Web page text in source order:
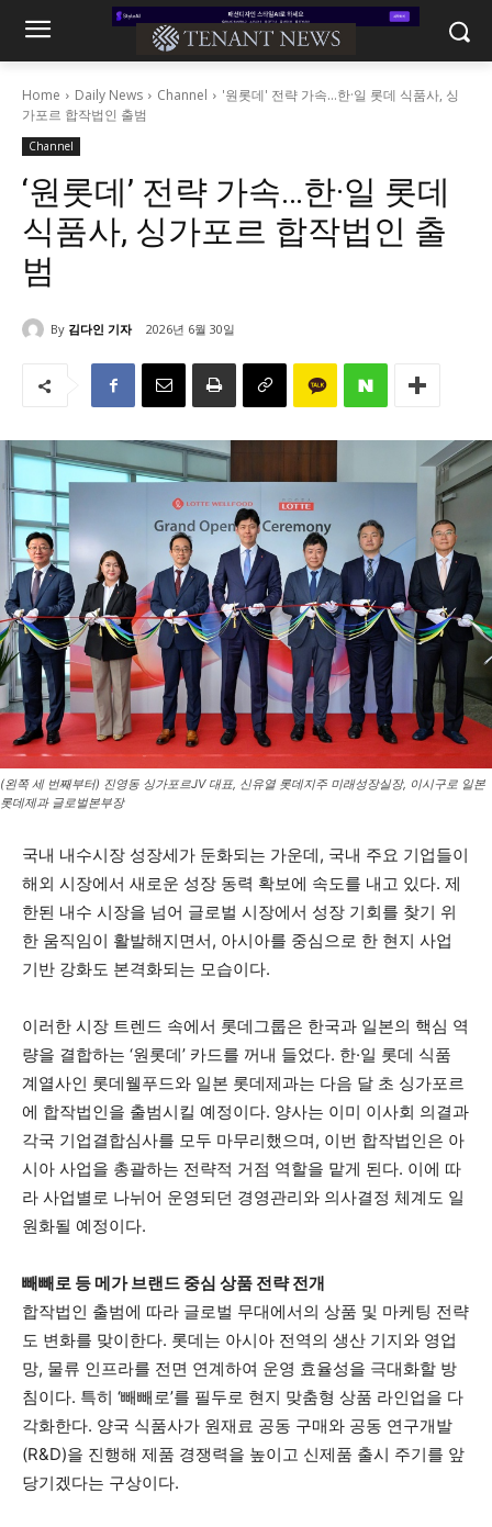
Home Daily News Channel
'원롯데' 전략 가속…한·일 롯데 식품사, 싱
가포르 합작법인 출범
Channel
‘원롯데’ 전략 가속…한·일 롯데
식품사, 싱가포르 합작법인 출
범
By 김다인 기자 2026년 6월 30일
(왼쪽 세 번째부터) 진영동 싱가포르JV 대표, 신유열 롯데지주 미래성장실장, 이시구로 일본
롯데제과 글로벌본부장
국내 내수시장 성장세가 둔화되는 가운데, 국내 주요 기업들이
해외 시장에서 새로운 성장 동력 확보에 속도를 내고 있다. 제
한된 내수 시장을 넘어 글로벌 시장에서 성장 기회를 찾기 위
한 움직임이 활발해지면서, 아시아를 중심으로 한 현지 사업
기반 강화도 본격화되는 모습이다.
이러한 시장 트렌드 속에서 롯데그룹은 한국과 일본의 핵심 역
량을 결합하는 ‘원롯데’ 카드를 꺼내 들었다. 한·일 롯데 식품
계열사인 롯데웰푸드와 일본 롯데제과는 다음 달 초 싱가포르
에 합작법인을 출범시킬 예정이다. 양사는 이미 이사회 의결과
각국 기업결합심사를 모두 마무리했으며, 이번 합작법인은 아
시아 사업을 총괄하는 전략적 거점 역할을 맡게 된다. 이에 따
라 사업별로 나뉘어 운영되던 경영관리와 의사결정 체계도 일
원화될 예정이다.
빼빼로 등 메가 브랜드 중심 상품 전략 전개
합작법인 출범에 따라 글로벌 무대에서의 상품 및 마케팅 전략
도 변화를 맞이한다. 롯데는 아시아 전역의 생산 기지와 영업
망, 물류 인프라를 전면 연계하여 운영 효율성을 극대화할 방
침이다. 특히 ‘빼빼로’를 필두로 현지 맞춤형 상품 라인업을 다
각화한다. 양국 식품사가 원재료 공동 구매와 공동 연구개발
(R&D)을 진행해 제품 경쟁력을 높이고 신제품 출시 주기를 앞
당기겠다는 구상이다.